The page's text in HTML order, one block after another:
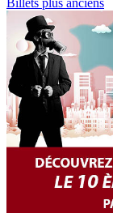
Billets plus anciens